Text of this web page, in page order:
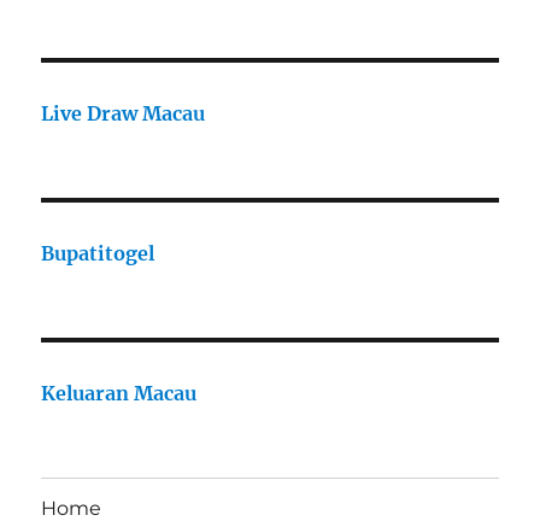
Live Draw Macau
Bupatitogel
Keluaran Macau
Home